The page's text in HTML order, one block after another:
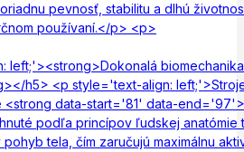
pevnosť, stabilitu a dlhú
používaní.</p> <p>
left;'><strong>Dokonalá
h5> <p style='text-align:
<strong data-start='81' data-
podľa princípov ľudskej anatómie
tela, čím zaručujú maximálnu